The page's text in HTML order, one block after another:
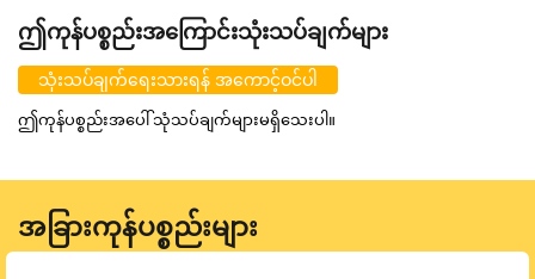
ဤကုန်ပစ္စည်းအကြောင်းသုံးသပ်ချက်များ
သုံးသပ်ချက်ရေးသားရန် အကောင့်ဝင်ပါ
ဤကုန်ပစ္စည်းအပေါ် သုံသပ်ချက်များမရှိသေးပါ။
အခြားကုန်ပစ္စည်းများ